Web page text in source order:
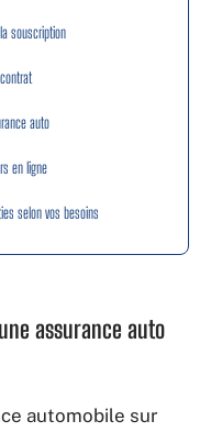
souscription
auto
en ligne
selon vos besoins
assurance auto
automobile sur